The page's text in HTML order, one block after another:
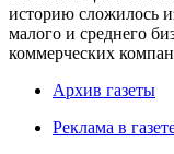
историю сложилось
малого и среднего
коммерческих
Архив газеты
Реклама в